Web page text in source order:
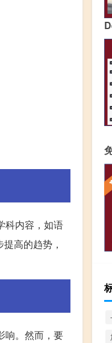
科内容，如语
高的趋势，
响。然而，要